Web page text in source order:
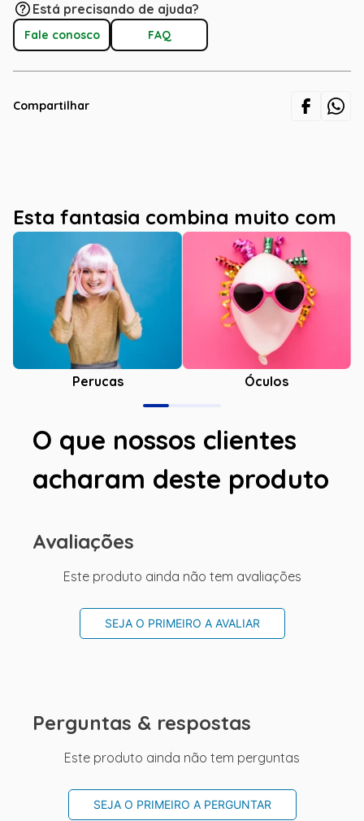
Está precisando de ajuda?
Fale conosco FAQ
Compartilhar
Esta fantasia combina muito com
Perucas Óculos
O que nossos clientes
acharam deste produto
Avaliações
Este produto ainda não tem avaliações
SEJA O PRIMEIRO A AVALIAR
Perguntas & respostas
Este produto ainda não tem perguntas
SEJA O PRIMEIRO A PERGUNTAR